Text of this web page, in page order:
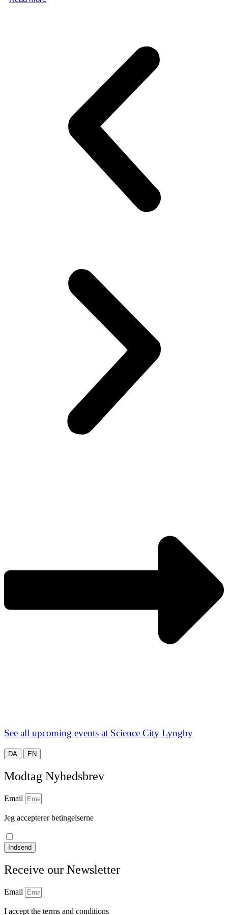
See all upcoming events at Science City Lyngby
DA EN
Modtag Nyhedsbrev
Email
Jeg accepterer betingelserne
Indsend
Receive our Newsletter
Email
I accept the terms and conditions